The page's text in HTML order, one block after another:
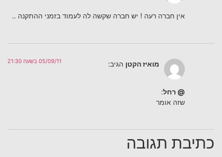
אין חברה רעה ! יש חברה שקשה לה לעמוד בזמני ההתקנה ..
מואיז הקטן הגיב: 05/09/11 בשעה 21:30
@ רחל:
שזה אומר
כתיבת תגובה